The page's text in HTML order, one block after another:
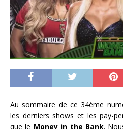
Au sommaire de ce 34ème
les derniers shows et les pay-
que le Money in the Bank.